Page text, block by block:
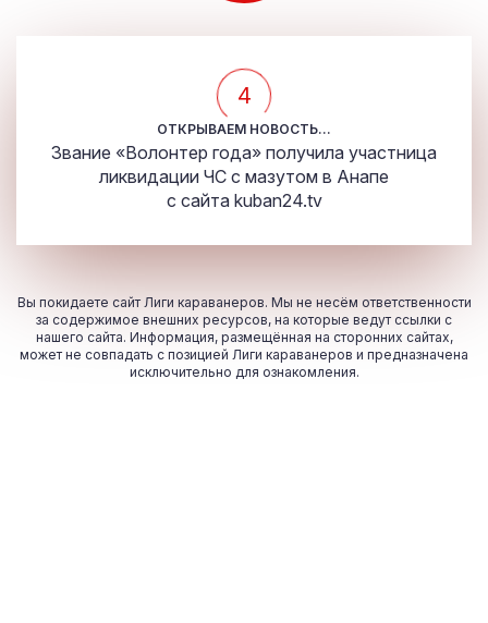
4
ОТКРЫВАЕМ НОВОСТЬ...
Звание «Волонтер года» получила участница
ликвидации ЧС с мазутом в Анапе
с сайта kuban24.tv
Вы покидаете сайт Лиги караванеров. Мы не несём ответственности
за содержимое внешних ресурсов, на которые ведут ссылки с
нашего сайта. Информация, размещённая на сторонних сайтах,
может не совпадать с позицией Лиги караванеров и предназначена
исключительно для ознакомления.